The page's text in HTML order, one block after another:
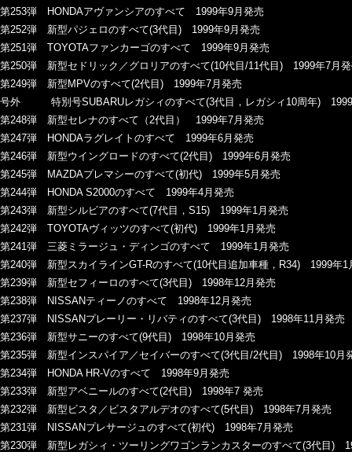
第253弾 HONDAアヴァンシアのすべて 1999年9月発売
第252弾 新型パジェロのすべて(3代目) 1999年9月発売
第251弾 TOYOTAファンカーゴのすべて 1999年9月発売
第250弾 新型セドリック／グロリアのすべて(10代目/11代目) 1999年7月
第249弾 新型MPVのすべて(2代目) 1999年7月発売
号外 特別号SUBARUレガシィのすべて(3代目，レガシィ10周年) 1999
第248弾 新型セレナのすべて（2代目） 1999年7月発売
第247弾 HONDAラグレイトのすべて 1999年6月発売
第246弾 新型ウイングロードのすべて(2代目) 1999年6月発売
第245弾 MAZDAプレマシーのすべて(初代) 1999年5月発売
第244弾 HONDA S2000のすべて 1999年4月発売
第243弾 新型シルビアのすべて(7代目，S15) 1999年1月発売
第242弾 TOYOTAヴィッツのすべて(初代) 1999年1月発売
第241弾 三菱ミラージュ・ディンゴのすべて 1999年1月発売
第240弾 新型スカイラインGT-Rのすべて(10代目追加車種，R34) 1999年1
第239弾 新型セフィーロのすべて(3代目) 1998年12月発売
第238弾 NISSANティーノのすべて 1998年12月発売
第237弾 NISSANプレーリー・リバティのすべて(3代目) 1998年11月発売
第236弾 新型サニーのすべて(9代目) 1998年10月発売
第235弾 新型インスパイア／セイバーのすべて(3代目/2代目) 1998年10月
第234弾 HONDA HR-Vのすべて 1998年9月発売
第233弾 新型アベニールのすべて(2代目) 1998年7 発売
第232弾 新型ビスタ／ビスタアルデオのすべて(5代目) 1998年7月発売
第231弾 NISSANプレサージュのすべて(初代) 1998年7月発売
第230弾 新型レガシィ・ツーリングワゴンランカスターのすべて(3代目)